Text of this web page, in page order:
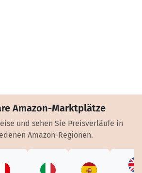
Amazon-Marktplätze
und sehen Sie Preisverläufe in
Amazon-Regionen.